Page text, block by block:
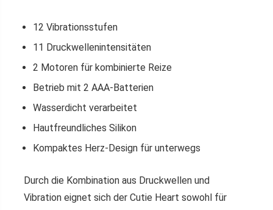
12 Vibrationsstufen
11 Druckwellenintensitäten
2 Motoren für kombinierte Reize
Betrieb mit 2 AAA-Batterien
Wasserdicht verarbeitet
Hautfreundliches Silikon
Kompaktes Herz-Design für unterwegs
Durch die Kombination aus Druckwellen und
Vibration eignet sich der Cutie Heart sowohl für